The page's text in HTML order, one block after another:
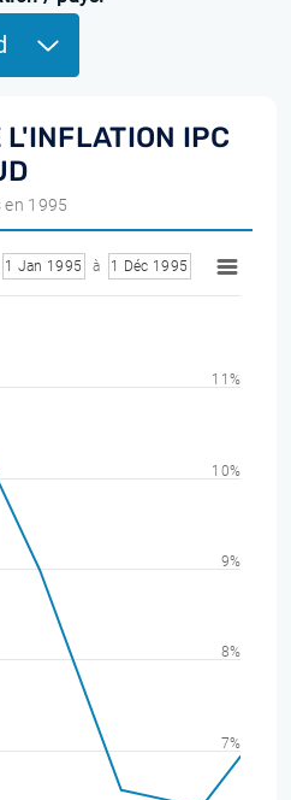
IPC
1995
1 Jan 1995 à 1 Déc 1995
7%
8%
9%
10%
11%